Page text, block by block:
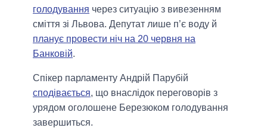
голодування через ситуацію з вивезенням
сміття зі Львова. Депутат лише п’є воду й
планує провести ніч на 20 червня на
Банковій.
Спікер парламенту Андрій Парубій
сподівається, що внаслідок переговорів з
урядом оголошене Березюком голодування
завершиться.